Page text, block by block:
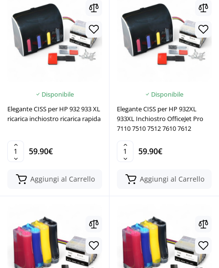
Disponibile
Elegante CISS per HP 932 933 XL
ricarica inchiostro ricarica rapida
59.90€
Aggiungi al Carrello
Disponibile
Elegante CISS per HP 932XL
933XL Inchiostro OfficeJet Pro
7110 7510 7512 7610 7612
59.90€
Aggiungi al Carrello